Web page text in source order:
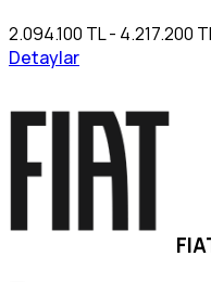
2.094.100 TL - 4.217.200
Detaylar